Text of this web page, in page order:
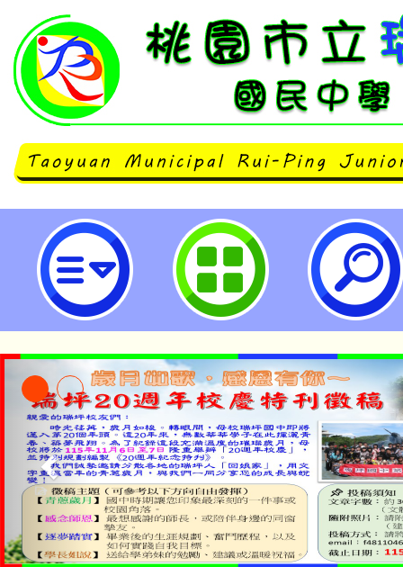
113校長及教師專業發展中心辦理
培訓實施計畫」-桃園市立瑞坪國民
「本色祭」8/29、30在
場熱烈登場!
8/21下午1時於龍潭區